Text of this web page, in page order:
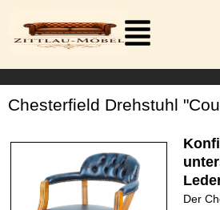
Inhalt
springen
Chesterfield Drehstuhl
Der